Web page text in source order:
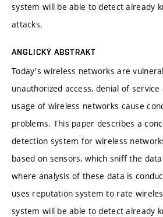
system will be able to detect already
attacks.
ANGLICKÝ ABSTRAKT
Today's wireless networks are
unauthorized access, denial of
usage of wireless networks cause
problems. This paper describes a
detection system for wireless
based on sensors, which sniff the
where analysis of these data is
uses reputation system to rate
system will be able to detect already